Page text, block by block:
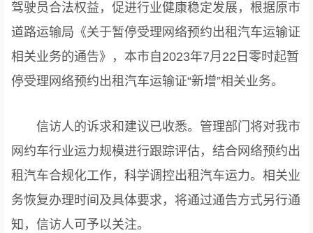
驾驶员合法权益，促进行业健康稳定发展，根据原市
道路运输局《关于暂停受理网络预约出租汽车运输证
相关业务的通告》，本市自2023年7月22日零时起暂
停受理网络预约出租汽车运输证“新增”相关业务。
信访人的诉求和建议已收悉。管理部门将对我市
网约车行业运力规模进行跟踪评估，结合网络预约出
租汽车合规化工作，科学调控出租汽车运力。相关业
务恢复办理时间及具体要求，将通过通告方式另行通
知，信访人可予以关注。